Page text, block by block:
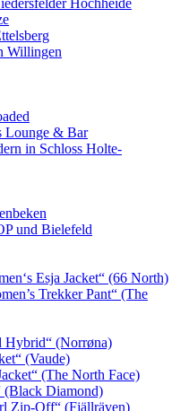
Hochheide
Willingen
Lounge & Bar
in Schloss Holte-
und Bielefeld
Esja Jacket“ (66 North)
Trekker Pant“ (The
Hybrid“ (Norrøna)
(Vaude)
(The North Face)
(Black Diamond)
Zip-Off“ (Fjällräven)